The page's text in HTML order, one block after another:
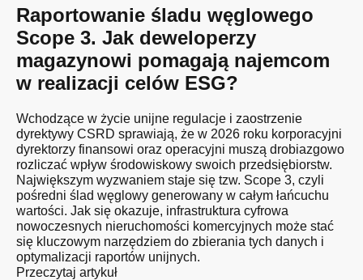
Raportowanie śladu węglowego
Scope 3. Jak deweloperzy
magazynowi pomagają najemcom
w realizacji celów ESG?
Wchodzące w życie unijne regulacje i zaostrzenie
dyrektywy CSRD sprawiają, że w 2026 roku korporacyjni
dyrektorzy finansowi oraz operacyjni muszą drobiazgowo
rozliczać wpływ środowiskowy swoich przedsiębiorstw.
Największym wyzwaniem staje się tzw. Scope 3, czyli
pośredni ślad węglowy generowany w całym łańcuchu
wartości. Jak się okazuje, infrastruktura cyfrowa
nowoczesnych nieruchomości komercyjnych może stać
się kluczowym narzędziem do zbierania tych danych i
optymalizacji raportów unijnych.
Przeczytaj artykuł